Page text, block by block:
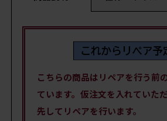
こちらの商品はリペアを行う前
ています。仮注文を入れていた
先してリペアを行います。